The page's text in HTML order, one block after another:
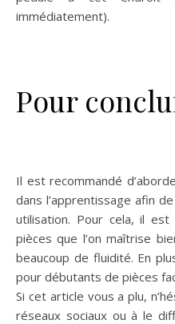
immédiatement).
Pour
Il est recommandé
dans l’apprentissage afin
utilisation. Pour cela, il est
pièces que l’on maîtrise
beaucoup de fluidité. En
pour débutants de pièces
Si cet article vous a plu,
réseaux sociaux ou à le